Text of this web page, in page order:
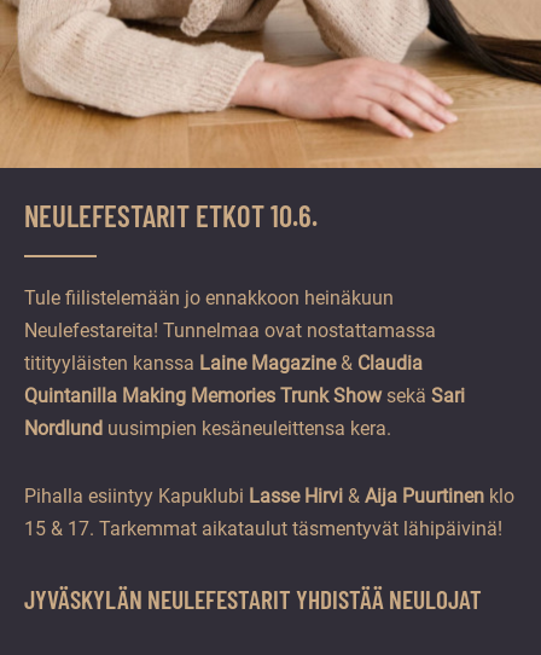
NEULEFESTARIT ETKOT 10.6.
Tule fiilistelemään jo ennakkoon heinäkuun
Neulefestareita! Tunnelmaa ovat nostattamassa
titityyläisten kanssa Laine Magazine& Claudia
Quintanilla Making Memories Trunk Showsekä Sari
Nordlund uusimpien kesäneuleittensa kera.
Pihalla esiintyy Kapuklubi Lasse Hirvi & Aija Puurtinen klo
15 & 17. Tarkemmat aikataulut täsmentyvät lähipäivinä!
JYVÄSKYLÄN NEULEFESTARIT YHDISTÄÄ NEULOJAT